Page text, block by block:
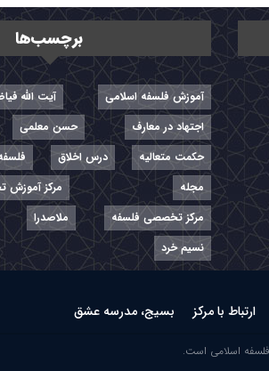
برچسب‌ها
آموزش فلسفه اسلامی آیت الله
اجتهاد در معارف
حسن معلمی
حکمت متعالیه
درس اخلاق
مجله
مرکز آموزش
مرکز تخصصی فلسفه
ملاصدرا
نسیم خرد
ارتباط با مرکز بسیج، مدرسه عشق
اسلامی است.